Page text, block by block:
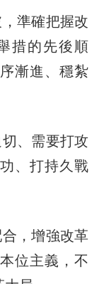
準確把握改
措的先後順
漸進、穩紮
、需要打攻
、打持久戰
，增強改革
位主義，不